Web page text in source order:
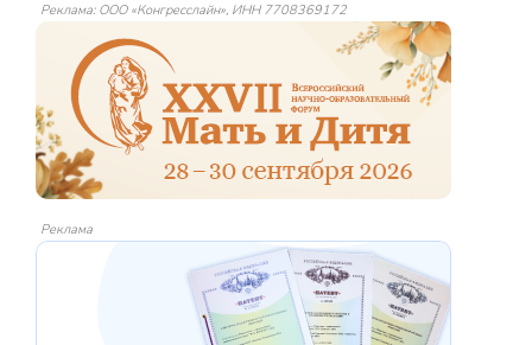
Реклама: ООО «Конгресслайн», ИНН 7708369172
Реклама